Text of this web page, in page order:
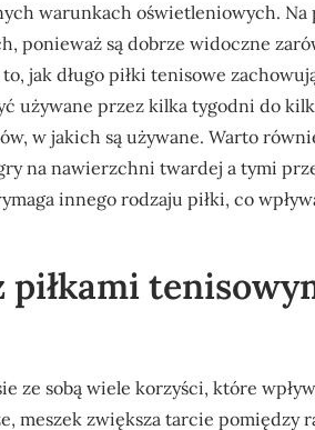
warunkach oświetleniowych. Na
ponieważ są dobrze widoczne
jak długo piłki tenisowe
używane przez kilka tygodni do
w jakich są używane. Warto
na nawierzchni twardej a tymi
innego rodzaju piłki, co
piłkami
ze sobą wiele korzyści, które
meszek zwiększa tarcie pomiędzy